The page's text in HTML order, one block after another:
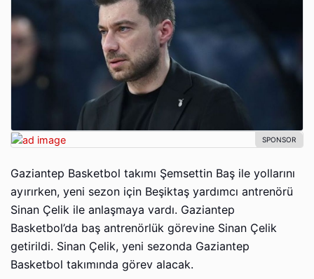
Gaziantep Basketbol takımı Şemsettin Baş ile yollarını
ayırırken, yeni sezon için Beşiktaş yardımcı antrenörü
Sinan Çelik ile anlaşmaya vardı. Gaziantep
Basketbol’da baş antrenörlük görevine Sinan Çelik
getirildi. Sinan Çelik, yeni sezonda Gaziantep
Basketbol takımında görev alacak.